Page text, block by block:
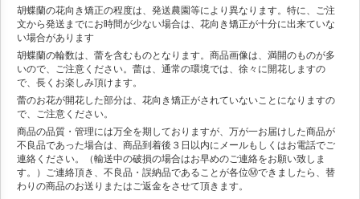
胡蝶蘭の花向き矯正の程度は、発送農園等により異なります。特に、ご注
文から発送までにお時間が少ない場合は、花向き矯正が十分に出来ていな
い場合があります
胡蝶蘭の輪数は、蕾を含むものとなります。商品画像は、満開のものが多
いので、ご注意ください。蕾は、通常の環境では、徐々に開花しますの
で、長くお楽しみ頂けます。
蕾のお花が開花した部分は、花向き矯正がされていないことになりますの
で、ご注意ください。
商品の品質・管理には万全を期しておりますが、万が一お届けした商品が
不良品であった場合は、商品到着後３日以内にメールもしくはお電話でご
連絡ください。（輸送中の破損の場合はお早めのご連絡をお願い致しま
す。）ご連絡頂き、不良品・誤納品であることが各位Ⓜできましたら、替
わりの商品のお送りまたはご返金をさせて頂きます。